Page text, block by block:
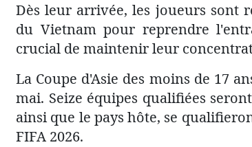
Dès leur arrivée, les joueurs sont
du Vietnam pour reprendre
crucial de maintenir leur
La Coupe d'Asie des moins de 17
mai. Seize équipes qualifiées
ainsi que le pays hôte, se
FIFA 2026.